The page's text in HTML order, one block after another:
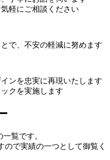
軽にご相談ください
で、不安の軽減に努めます
ンを忠実に再現いたします
クを実施します
覧です。
で実績の一つとして御覧く